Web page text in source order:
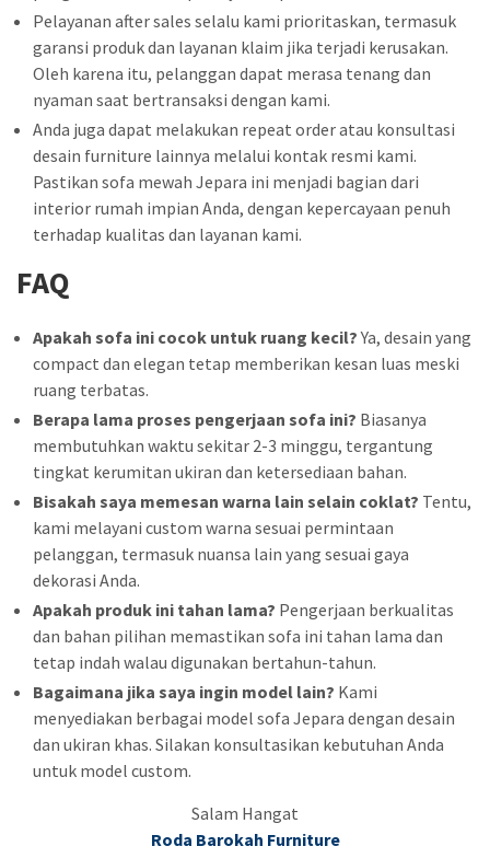
Pelayanan after sales selalu kami prioritaskan, termasuk
garansi produk dan layanan klaim jika terjadi kerusakan.
Oleh karena itu, pelanggan dapat merasa tenang dan
nyaman saat bertransaksi dengan kami.
Anda juga dapat melakukan repeat order atau konsultasi
desain furniture lainnya melalui kontak resmi kami.
Pastikan sofa mewah Jepara ini menjadi bagian dari
interior rumah impian Anda, dengan kepercayaan penuh
terhadap kualitas dan layanan kami.
FAQ
Apakah sofa ini cocok untuk ruang kecil?Ya, desain yang
compact dan elegan tetap memberikan kesan luas meski
ruang terbatas.
Berapa lama proses pengerjaan sofa ini? Biasanya
membutuhkan waktu sekitar 2-3 minggu, tergantung
tingkat kerumitan ukiran dan ketersediaan bahan.
Bisakah saya memesan warna lain selain coklat? Tentu,
kami melayani custom warna sesuai permintaan
pelanggan, termasuk nuansa lain yang sesuai gaya
dekorasi Anda.
Apakah produk ini tahan lama? Pengerjaan berkualitas
dan bahan pilihan memastikan sofa ini tahan lama dan
tetap indah walau digunakan bertahun-tahun.
Bagaimana jika saya ingin model lain? Kami
menyediakan berbagai model sofa Jepara dengan desain
dan ukiran khas. Silakan konsultasikan kebutuhan Anda
untuk model custom.
Salam Hangat
Roda Barokah Furniture